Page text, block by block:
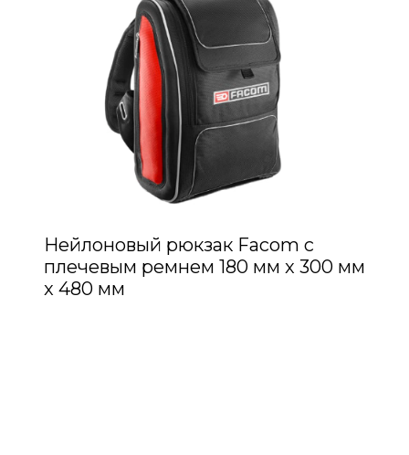
Нейлоновый рюкзак Facom с
плечевым ремнем 180 мм x 300 мм
x 480 мм